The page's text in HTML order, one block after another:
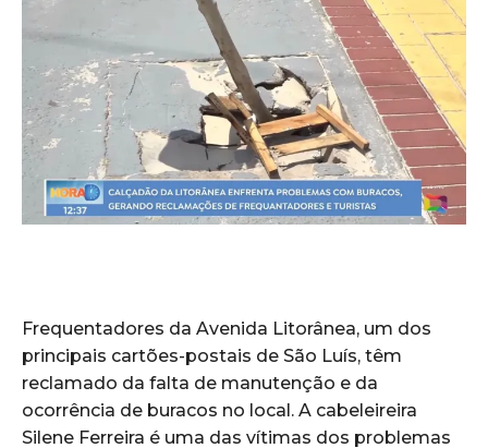
Frequentadores da Avenida Litorânea, um dos
principais cartões-postais de São Luís, têm
reclamado da falta de manutenção e da
ocorrência de buracos no local. A cabeleireira
Silene Ferreira é uma das vítimas dos problemas